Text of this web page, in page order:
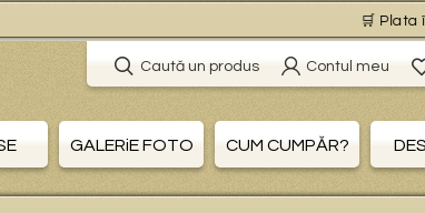
🛒 Plata în
Caută un produs Contul meu
GALERiE FOTO CUM CUMPĂR?